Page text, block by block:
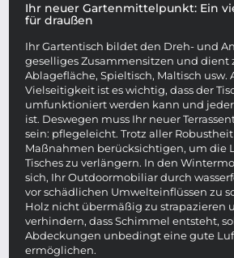
Ihr neuer Gartenmittelpunkt: Ein
für draußen
Ihr Gartentisch bildet den Dreh- und
geselliges Zusammensitzen und dient
Ablagefläche, Spieltisch, Maltisch usw.
Vielseitigkeit ist es wichtig, dass der
umfunktioniert werden kann und
ist. Deswegen muss Ihr neuer
sein: pflegeleicht. Trotz aller
Maßnahmen berücksichtigen, um die
Tisches zu verlängern. In den
sich, Ihr Outdoormobiliar durch
vor schädlichen Umwelteinflüssen zu
Holz nicht übermäßig zu strapazieren
verhindern, dass Schimmel entsteht,
Abdeckungen unbedingt eine gute
ermöglichen.